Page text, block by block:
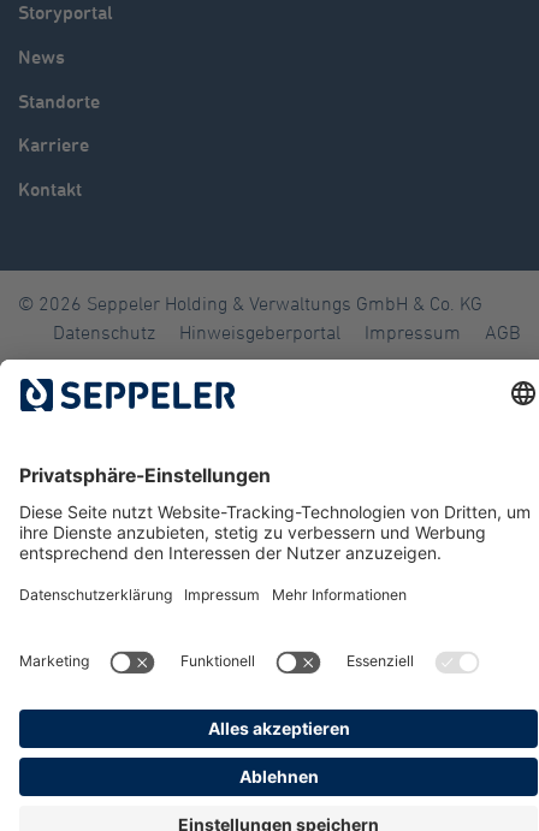
Storyportal
News
Standorte
Karriere
Kontakt
© 2026 Seppeler Holding & Verwaltungs GmbH & Co. KG
Datenschutz
Hinweisgeberportal Impressum AGB